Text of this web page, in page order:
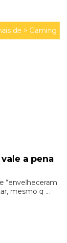
de > Gaming
a pena
“envelheceram
mesmo q ...